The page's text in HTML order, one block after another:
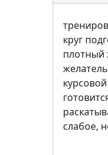
круг
плотный
слабое,